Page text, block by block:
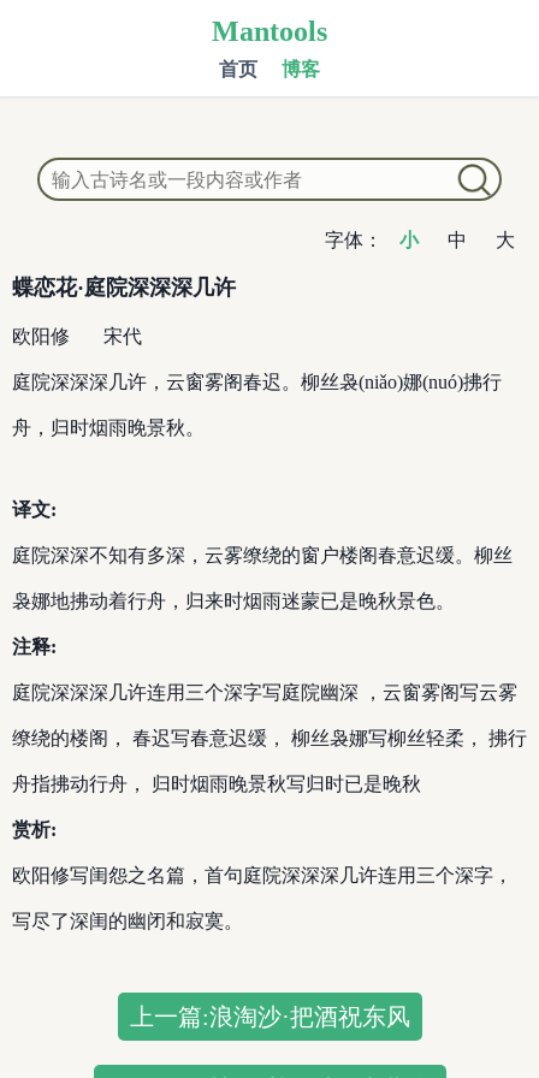
Mantools
首页 博客
字体： 小 中 大
蝶恋花·庭院深深深几许
欧阳修 宋代
庭院深深深几许，云窗雾阁春迟。柳丝袅(niǎo)娜(nuó)拂行
舟，归时烟雨晚景秋。
译文:
庭院深深不知有多深，云雾缭绕的窗户楼阁春意迟缓。柳丝
袅娜地拂动着行舟，归来时烟雨迷蒙已是晚秋景色。
注释:
庭院深深深几许连用三个深字写庭院幽深 ，云窗雾阁写云雾
缭绕的楼阁， 春迟写春意迟缓， 柳丝袅娜写柳丝轻柔， 拂行
舟指拂动行舟， 归时烟雨晚景秋写归时已是晚秋
赏析:
欧阳修写闺怨之名篇，首句庭院深深深几许连用三个深字，
写尽了深闺的幽闭和寂寞。
上一篇:浪淘沙·把酒祝东风